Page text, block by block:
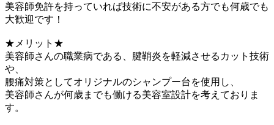
美容師免許を持っていれば技術に不安がある方でも何歳でも
大歓迎です！
★メリット★
美容師さんの職業病である、腱鞘炎を軽減させるカット技術
や、
腰痛対策としてオリジナルのシャンプー台を使用し、
美容師さんが何歳までも働ける美容室設計を考えておりま
す。